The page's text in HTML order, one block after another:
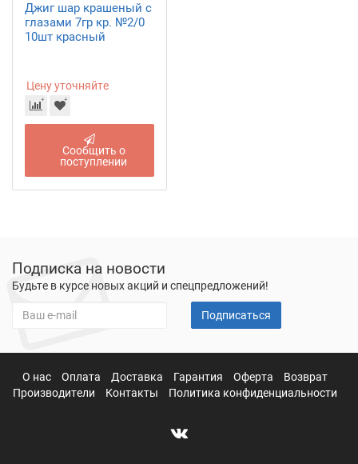
Джиг шар крашеный с
глазами 7гр кр. №2/0
10шт красный
Цену уточняйте
Сообщить о
поступлении
Подписка на новости
Будьте в курсе новых акций и спецпредложений!
Подписаться
О нас Оплата Доставка Гарантия Оферта
Возврат
Производители
Контакты Политика конфиденциальности